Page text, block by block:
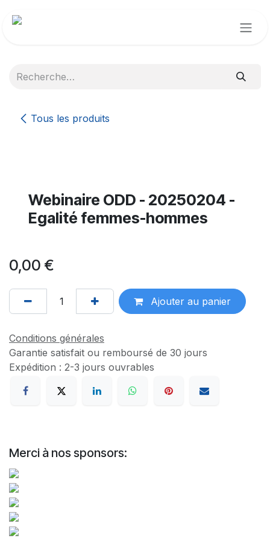
Tous les produits
Webinaire ODD - 20250204 -
Egalité femmes-hommes
0,00 €
Ajouter au panier
Conditions générales
Garantie satisfait ou remboursé de 30 jours
Expédition : 2-3 jours ouvrables
Merci à nos sponsors: